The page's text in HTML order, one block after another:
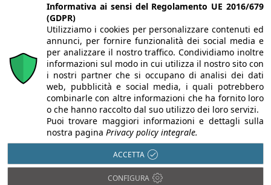
Chi siamo Autori Per la tua pubblicità
Iscriviti alla
newsletter
Infobuild è testata registrata presso il Tribunale di Milano al n° 63
Informativa ai sensi del Regolamento UE 2016/679
(GDPR)
Utilizziamo i cookies per personalizzare contenuti ed
annunci, per fornire funzionalità dei social media e
per analizzare il nostro traffico. Condividiamo inoltre
informazioni sul modo in cui utilizza il nostro sito con
i nostri partner che si occupano di analisi dei dati
web, pubblicità e social media, i quali potrebbero
combinarle con altre informazioni che ha fornito loro
o che hanno raccolto dal suo utilizzo dei loro servizi.
Puoi trovare maggiori informazioni e dettagli sulla
nostra pagina Privacy policy integrale.
ACCETTA
CONFIGURA